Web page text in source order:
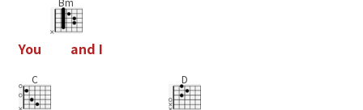
You and I
C D